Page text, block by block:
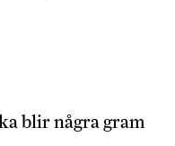
blir några gram